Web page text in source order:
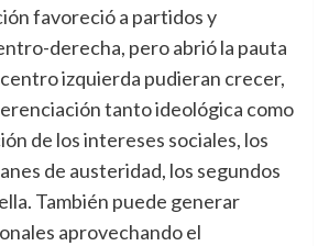
favoreció a partidos y
derecha, pero abrió la pauta
izquierda pudieran crecer,
tanto ideológica como
de los intereses sociales, los
de austeridad, los segundos
También puede generar
aprovechando el